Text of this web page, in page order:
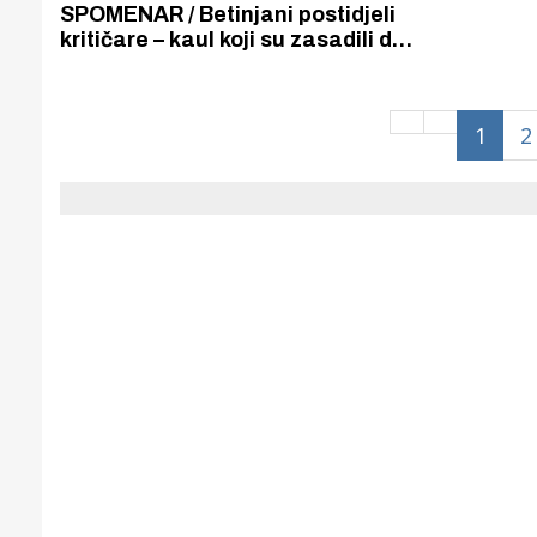
SPOMENAR / Betinjani postidjeli
kritičare – kaul koji su zasadili dao
1 2